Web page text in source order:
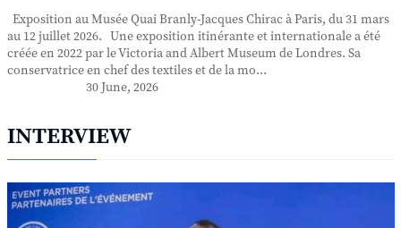
Exposition au Musée Quai Branly-Jacques Chirac à Paris, du 31 mars
au 12 juillet 2026. Une exposition itinérante et internationale a été
créée en 2022 par le Victoria and Albert Museum de Londres. Sa
conservatrice en chef des textiles et de la mo...
30 June, 2026
INTERVIEW